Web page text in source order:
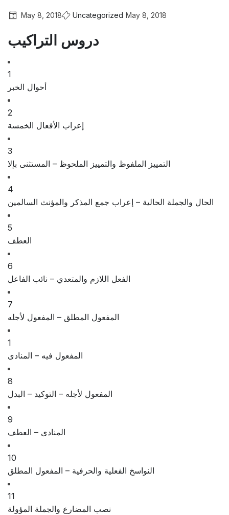
May 8, 2018 Uncategorized May 8, 2018
دروس التراكيب
1
أحوال الخبر
2
إعراب الأفعال الخمسة
3
التمييز الملفوظ والتمييز الملحوظ – المستثنى بإلا
4
الحال والجملة الحالية – إعراب جمع المذكر والمؤنث السالمين
5
العطف
6
الفعل اللازم والمتعدي – نائب الفاعل
7
المفعول المطلق – المفعول لأجله
1
المفعول فيه – المنادى
8
المفعول لأجله – التوكيد – البدل
9
المنادى – العطف
10
النواسخ الفعلية والحرفية – المفعول المطلق
11
نصب المضارع والجملة المؤولة